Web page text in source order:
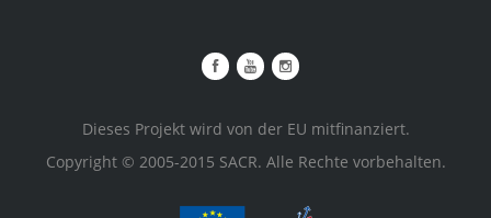
Dieses Projekt wird von der EU mitfinanziert.
Copyright © 2005-2015 SACR. Alle Rechte vorbehalten.